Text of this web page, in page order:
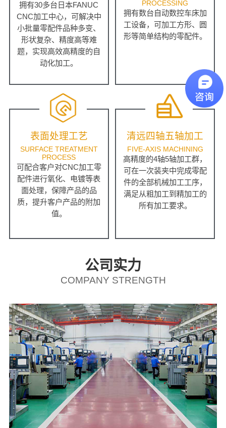
拥有30多台日本FANUC
CNC加工中心，可解决中
小批量零配件品种多变、
形状复杂、精度高等难
题，实现高效高精度的自
动化加工。
PROCESSING
拥有数台自动数控车床加
工设备，可加工方形、圆
形等简单结构的零配件。
表面处理工艺
SURFACE TREATMENT
PROCESS
可配合客户对CNC加工零
配件进行氧化、电镀等表
面处理，保障产品的品
质，提升客户产品的附加
值。
清远四轴五轴加工
FIVE-AXIS MACHINING
高精度的4轴5轴加工群，
可在一次装夹中完成零配
件的全部机械加工工序，
满足从粗加工到精加工的
所有加工要求。
公司实力
COMPANY STRENGTH